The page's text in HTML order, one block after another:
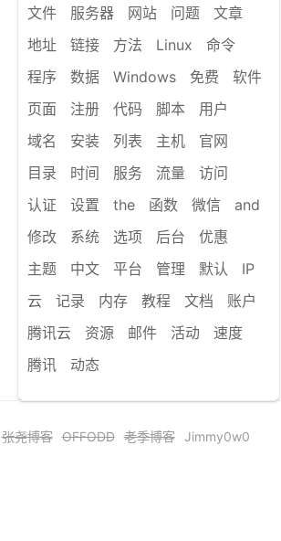
文件 服务器 网站 问题
文章
地址
链接 方法 Linux
命令
程序
数据 Windows 免费
软件
页面
注册 代码 脚本
用户
域名
安装 列表 主机
官网
目录
时间 服务 流量
访问
认证
设置 the 函数 微信
and
修改
系统 选项 后台
优惠
主题
中文 平台 管理 默认
IP
云
记录 内存 教程 文档
账户
腾讯云
资源 邮件 活动
速度
腾讯
动态
张尧博客 OFFODD 老季博客 Jimmy0w0